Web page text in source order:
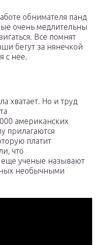
обнимателя панд
очень медлительны
Все помнят
бегут за нянечкой
с нее.
хватает. Но и труд
американских
прилагаются
платит
что
еще ученые называют
необычными